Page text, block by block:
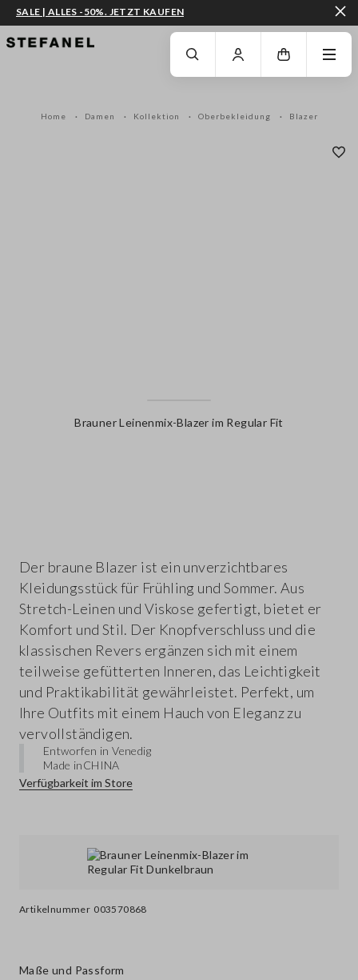
ZUM HAUPTINHALT SPRINGEN GEHEN SIE ZUM ENDE DER SEITE
SALE | ALLES -50%. JETZT KAUFEN
Home Damen Kollektion Oberbekleidung Blazer
Brauner Leinenmix-Blazer im Regular Fit
Artikelnummer 003570868
Der braune Blazer ist ein unverzichtbares
Kleidungsstück für Frühling und Sommer. Aus
Stretch-Leinen und Viskose gefertigt, bietet er
Komfort und Stil. Der Knopfverschluss und die
klassischen Revers ergänzen sich mit einem
teilweise gefütterten Inneren, das Leichtigkeit
und Praktikabilität gewährleistet. Perfekt, um
Ihre Outfits mit einem Hauch von Eleganz zu
vervollständigen.
Entworfen in Venedig
Made inCHINA
Verfügbarkeit im Store
Maße und Passform